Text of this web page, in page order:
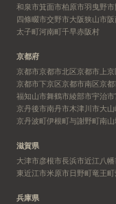
和泉市箕面市柏原市羽曳野市
四條畷市交野市大阪狭山市阪
太子町河南町千早赤阪村
京都府
京都市京都市北区京都市上京
京都市下京区京都市南区京
福知山市舞鶴市綾部市宇治市
京丹後市南丹市木津川市大
京丹波町伊根町与謝野町南
滋賀県
大津市彦根市長浜市近江八幡
東近江市米原市日野町竜王町
兵庫県